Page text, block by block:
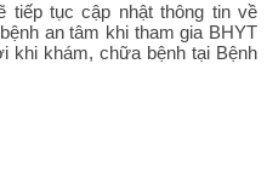
tiếp tục cập nhật thông tin về
an tâm khi tham gia BHYT
khi khám, chữa bệnh tại Bệnh